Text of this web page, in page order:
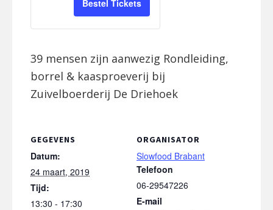
d
h
e
d
van
Kids
v
e
l
h
e
Kids
Bestel Tickets
39 mensen zijn aanwezig Rondleiding,
borrel & kaasproeverij bij
Zuivelboerderij De Driehoek
GEGEVENS
Datum:
24 maart, 2019
Tijd:
13:30 - 17:30
ORGANISATOR
Slowfood Brabant
Telefoon
06-29547226
E-mail